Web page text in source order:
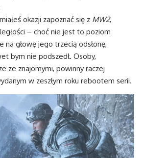
okazji zapoznać się z MW2,
– choć nie jest to poziom
na głowę jego trzecią odsłonę,
bym nie podszedł. Osoby,
ze znajomymi, powinny raczej
w zeszłym roku rebootem serii.